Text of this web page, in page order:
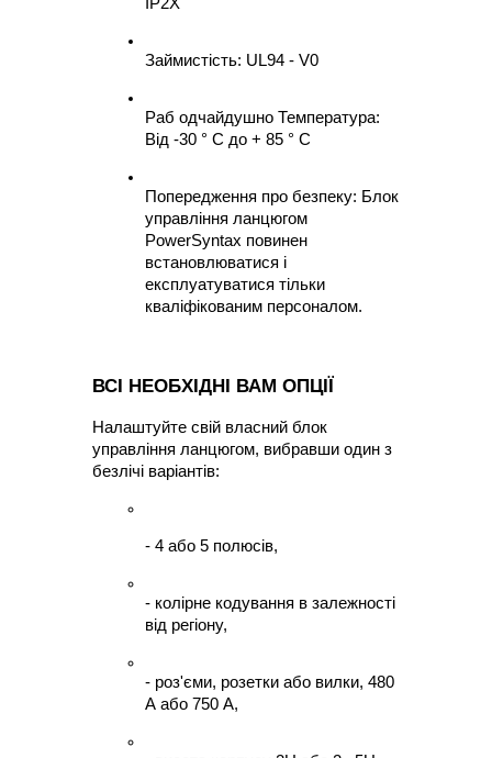
Займистість: UL94 - V0
Раб одчайдушно Температура:
Від -30 ° C до + 85 ° C
Попередження про безпеку: Блок
управління ланцюгом
PowerSyntax повинен
встановлюватися і
експлуатуватися тільки
кваліфікованим персоналом.
ВСІ НЕОБХІДНІ ВАМ ОПЦІЇ
Налаштуйте свій власний блок
управління ланцюгом, вибравши один з
безлічі варіантів:
- 4 або 5 полюсів,
- колірне кодування в залежності
від регіону,
- роз'єми, розетки або вилки, 480
А або 750 А,